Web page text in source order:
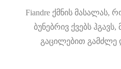
Fiandre ქმნის
ბუნებრივ ქვებს
გაცილებით გამძლე